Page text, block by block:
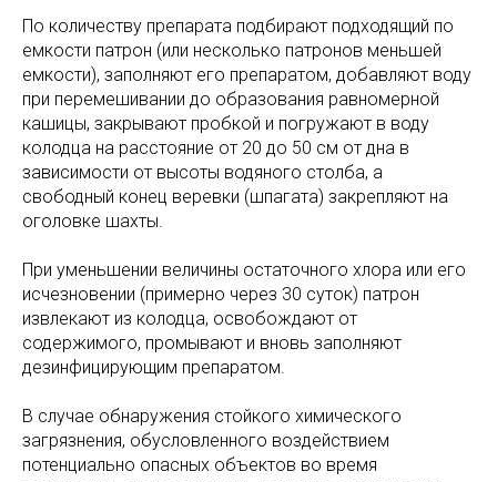
По количеству препарата подбирают подходящий по
емкости патрон (или несколько патронов меньшей
емкости), заполняют его препаратом, добавляют воду
при перемешивании до образования равномерной
кашицы, закрывают пробкой и погружают в воду
колодца на расстояние от 20 до 50 см от дна в
зависимости от высоты водяного столба, а
свободный конец веревки (шпагата) закрепляют на
оголовке шахты.
При уменьшении величины остаточного хлора или его
исчезновении (примерно через 30 суток) патрон
извлекают из колодца, освобождают от
содержимого, промывают и вновь заполняют
дезинфицирующим препаратом.
В случае обнаружения стойкого химического
загрязнения, обусловленного воздействием
потенциально опасных объектов во время